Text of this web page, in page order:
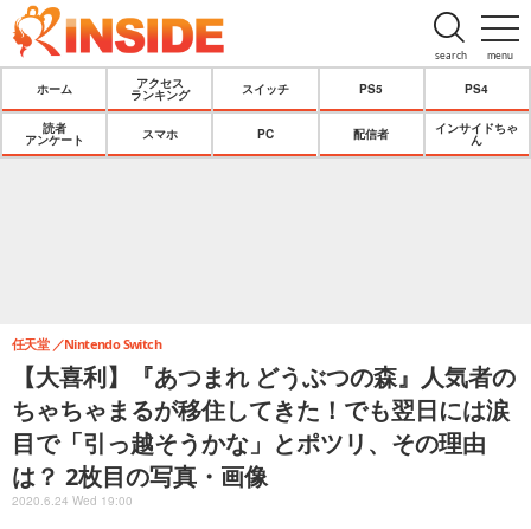
menu
search
ホーム
アクセス
ランキング
スイッチ PS5 PS4
読者
アンケート
スマホ PC 配信者
インサイドちゃ
ん
【大喜利】『あつまれ どうぶつの森』人気者の
ちゃちゃまるが移住してきた！でも翌日には涙
目で「引っ越そうかな」とポツリ、その理由
は？ 2枚目の写真・画像
任天堂 Nintendo Switch
2020.6.24 Wed 19:00